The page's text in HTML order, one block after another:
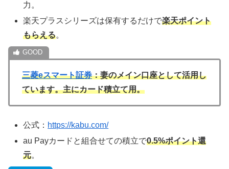
力。
楽天プラスシリーズは保有するだけで楽天ポイント
もらえる。
三菱eスマート証券：妻のメイン口座として活用し
ています。主にカード積立て用。
公式： https://kabu.com/
au Payカードと組合せての積立で0.5%ポイント還
元。